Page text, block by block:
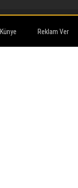
Künye Reklam Ver